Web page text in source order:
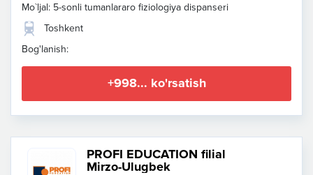
Mo`ljal: 5-sonli tumanlararo fiziologiya dispanseri
Toshkent
Bog'lanish:
+998... ko'rsatish
PROFI EDUCATION filial
Mirzo-Ulugbek